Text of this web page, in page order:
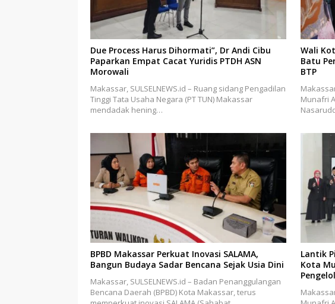
Due Process Harus Dihormati”, Dr Andi Cibu
Paparkan Empat Cacat Yuridis PTDH ASN
Morowali
Makassar, SULSELNEWS.id – Ruang sidang Pengadilan
Tinggi Tata Usaha Negara (PT TUN) Makassar
mendadak hening…
Wali
Batu
BTP
Munafri
BPBD Makassar Perkuat Inovasi SALAMA,
Bangun Budaya Sadar Bencana Sejak Usia Dini
Makassar, SULSELNEWS.id – Badan Penanggulangan
Bencana Daerah (BPBD) Kota Makassar, terus
Lantik
Kota